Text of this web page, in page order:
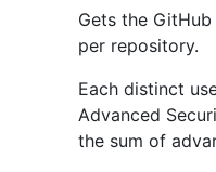
Gets the
per repository.
Each distinct
Advanced
the sum of